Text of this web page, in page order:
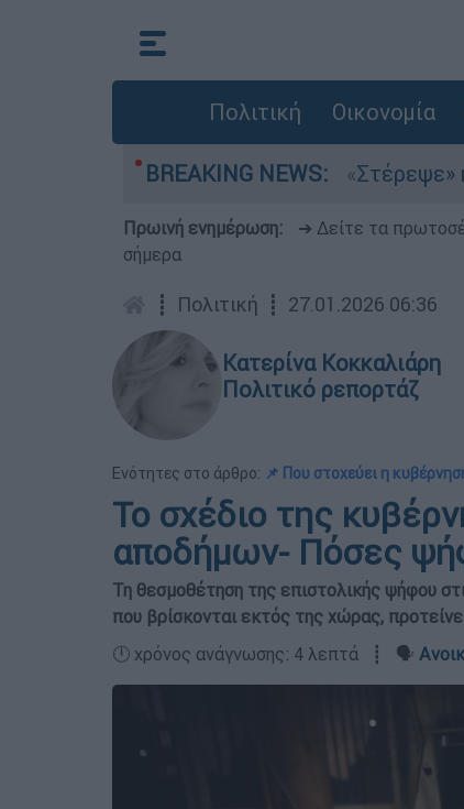
Πολιτική Οικονομία
BREAKING NEWS:
στο Αιγαίο «Στέρεψε» η αγορά
Πρωινή ενημέρωση: ➔ Δείτε τα
σήμερα
┋ Πολιτική ┋ 27.01.2026 06:36
Κατερίνα Κοκκαλιάρη
Πολιτικό ρεπορτάζ
Ενότητες στο άρθρο: 📌 Που στοχεύει η
Το σχέδιο της
αποδήμων- Πόσες
Τη θεσμοθέτηση της επιστολικής ψήφου
που βρίσκονται εκτός της χώρας,
🕛 χρόνος ανάγνωσης: 4 λεπτά ┋ 🗣️